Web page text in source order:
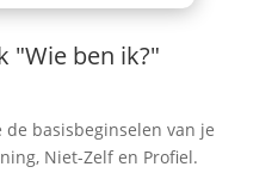
"Wie ben ik?"
basisbeginselen van je
Niet-Zelf en Profiel.